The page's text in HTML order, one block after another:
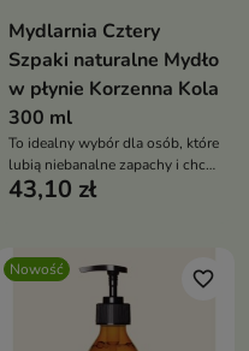
Mydlarnia Cztery
Szpaki naturalne Mydło
w płynie Korzenna Kola
300 ml
To idealny wybór dla osób, które
lubią niebanalne zapachy i chcą
zamienić codzienne mycie w
43,10 zł
Nowość favorite_border